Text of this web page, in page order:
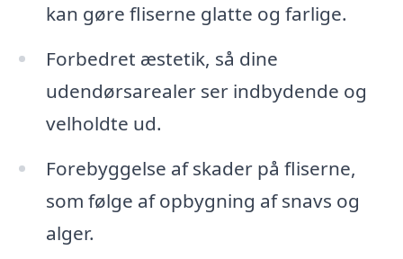
kan gøre fliserne glatte og farlige.
Forbedret æstetik, så dine
udendørsarealer ser indbydende og
velholdte ud.
Forebyggelse af skader på fliserne,
som følge af opbygning af snavs og
alger.